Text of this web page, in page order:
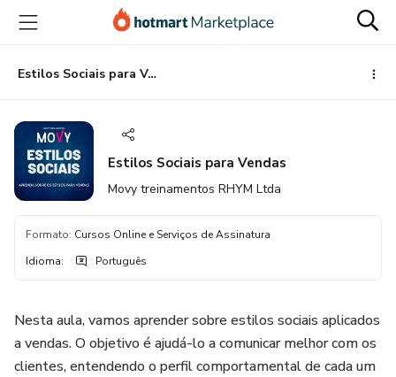
para
conteúdo
principal
para
pagamento
para
rodapé
Estilos Sociais para Vendas
Estilos Sociais para Vendas
Movy treinamentos RHYM Ltda
Formato: Cursos Online e Serviços de Assinatura
Idioma: Português
Nesta aula, vamos aprender sobre estilos sociais aplicados
a vendas. O objetivo é ajudá-lo a comunicar melhor com os
clientes, entendendo o perfil comportamental de cada um